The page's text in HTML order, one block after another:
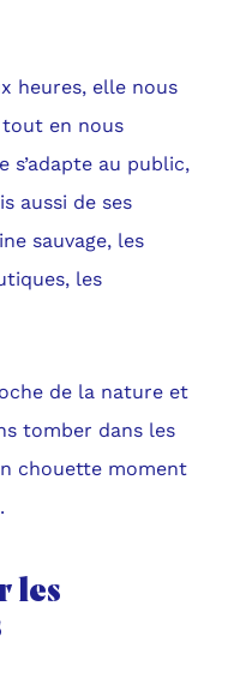
heures, elle nous
tout en nous
s’adapte au public,
aussi de ses
sauvage, les
les
de la nature et
tomber dans les
chouette moment
les